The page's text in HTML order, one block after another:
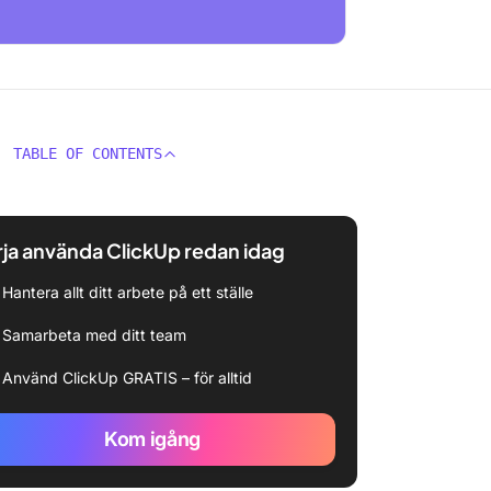
TABLE OF CONTENTS
använda ClickUp redan idag
Hantera allt ditt arbete på ett ställe
Samarbeta med ditt team
Använd ClickUp GRATIS – för alltid
Kom igång